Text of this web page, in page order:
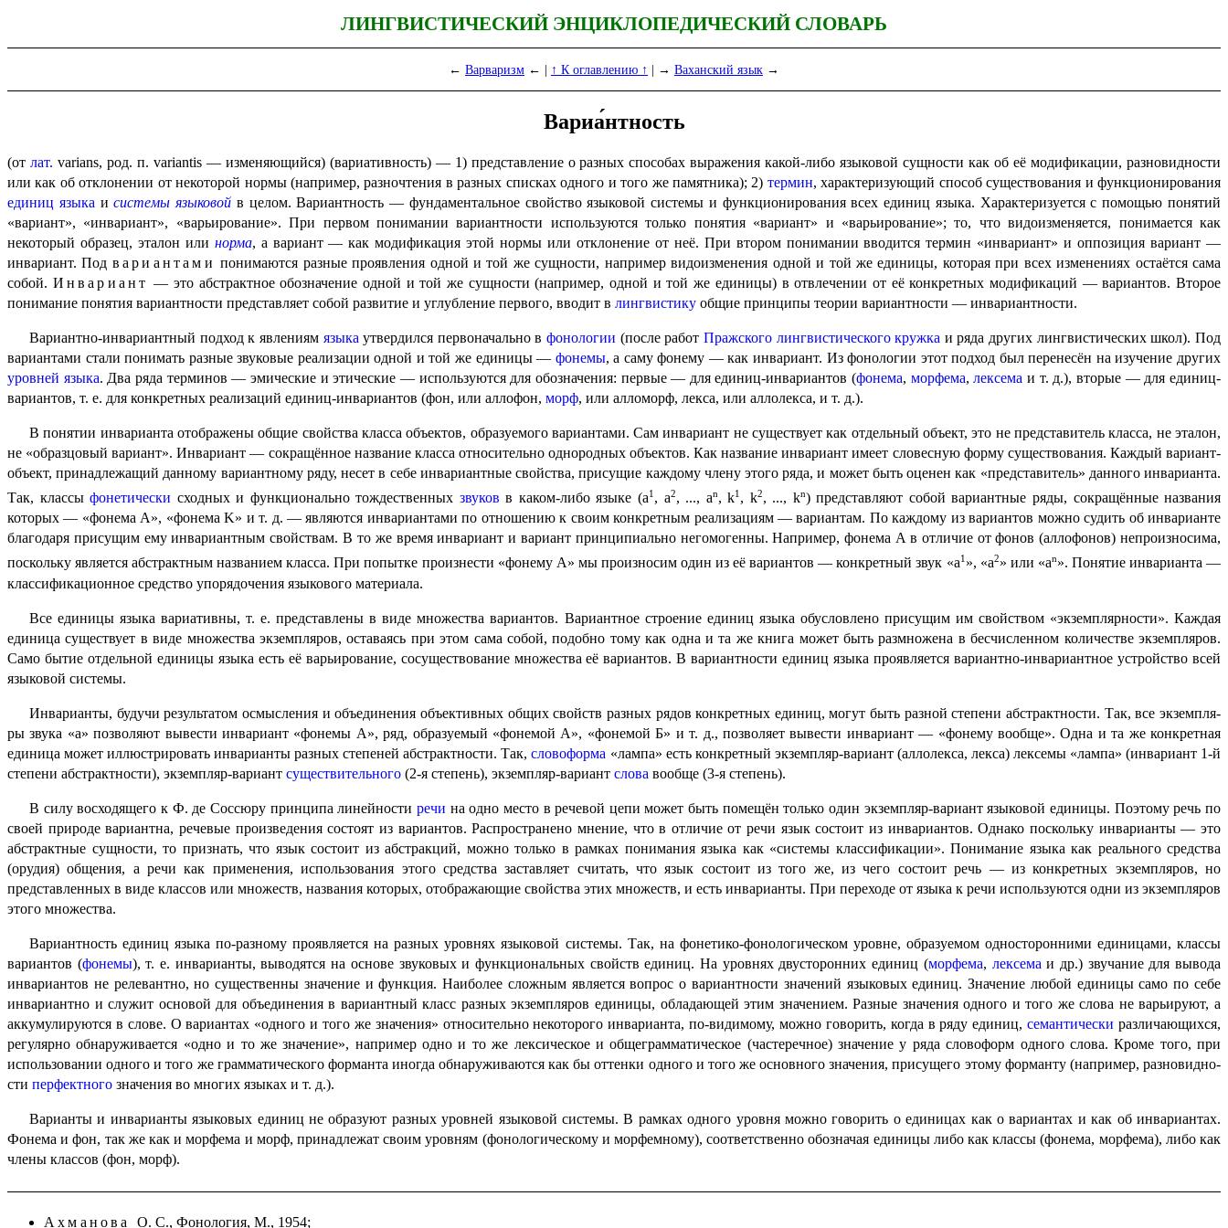
ЛИНГВИСТИЧЕСКИЙ ЭНЦИКЛОПЕДИЧЕСКИЙ СЛОВАРЬ
← Варваризм ← | ↑ К оглавлению ↑ | → Ваханский язык →
Вариа́нтность
(от лат. varians, род. п. variantis— изменяющийся) (вариативность) — 1) представление о разных спосо­бах выраже­ния какой-либо языковой сущности как об её модификации, разно­вид­но­сти
или как об отклоне­нии от некоторой нормы (например, разночтения в разных списках одного и того же памятни­ка); 2) термин, характе­ри­зу­ю­щий способ существо­ва­ния и функцио­ни­ро­ва­ния
единиц языка исистемы языковой в целом. Вариант­ность — фундамен­таль­ное свойство языковой системы и функцио­ни­ро­ва­ния всех единиц языка. Характеризуется с помощью понятий
«вариант», «инвариант», «варьиро­ва­ние». При первом понимании вариант­но­сти используются только понятия «вариант» и «варьиро­ва­ние»; то, что видо­из­ме­ня­ет­ся, понимается как
некоторый образец, эталон или норма, а вариант — как модификация этой нормы или отклонение от неё. При втором понимании вводится термин «инвари­ант» и оппозиция вариант —
инвариант. Под вариантами понимаются разные проявления одной и той же сущно­сти, например видо­из­ме­не­ния одной и той же единицы, которая при всех изменениях остаётся сама
собой. Инвариант — это абстрактное обозначение одной и той же сущности (например, одной и той же единицы) в отвлечении от её конкретных модифи­ка­ций — вариантов. Второе
понимание понятия вариант­но­сти представляет собой развитие и углуб­ле­ние первого, вводит в лингвистику общие принци­пы теории вариант­но­сти — инвариант­но­сти.
Вариантно-инвариантный подход к явлениям языка утвердился первоначально вфонологии (после работ Праж­ско­го лингви­сти­че­ско­го кружка и ряда других лингвистических школ). Под
вариантами стали понимать разные звуковые реали­за­ции одной и той же единицы — фонемы, а саму фонему — как инвариант. Из фонологии этот подход был перенесён на изучение других
уровней языка. Два ряда терминов — эмические и этические — исполь­зу­ют­ся для обозна­че­ния: первые — для единиц-инвариан­тов (фонема, морфема,лексема и т. д.), вторые — для единиц-
вариантов, т. е. для конкретных реали­за­ций единиц-инвариантов (фон, или аллофон, морф, или алломорф, лекса, или аллолекса, и т. д.).
В понятии инварианта отображены общие свойства класса объектов, образуемого вариан­та­ми. Сам инвариант не суще­ству­ет как отдельный объект, это не представитель класса, не эталон,
не «образцо­вый вариант». Инвариант — сокращённое название класса относительно однородных объектов. Как название инвариант имеет словесную форму существования. Каждый вариант-
объект, принадлежащий данному вариант­но­му ряду, несет в себе инвариант­ные свойства, присущие каждо­му члену этого ряда, и может быть оценен как «представитель» данного инварианта.
Так, классыфонетически сходных и функционально тождественных звуков в каком-либо языке (a1 , a2, ..., an, k1 , k2, ..., kn) представляют собой вариант­ные ряды, сокращённые названия
которых — «фонема A», «фонема K» и т. д. — являются инвариантами по отношению к своим конкретным реализациям — вариантам. По каждому из вариантов можно судить об инварианте
благодаря присущим ему инвариант­ным свойствам. В то же время инвариант и вариант принципиально негомогенны. Например, фонема A в отличие от фонов (аллофонов) непроизносима,
поскольку является абстрактным названием класса. При попытке произ­не­сти «фонему A» мы произносим один из её вариантов — конкретный звук «a1 », «a2» или «an». Поня­тие инварианта —
класси­фи­ка­ци­он­ное средство упорядо­че­ния языкового материала.
Все единицы языка вариативны, т. е. представлены в виде множества вариантов. Вариант­ное строе­ние единиц языка обуслов­ле­но присущим им свойством «экземплярности». Каждая
единица существу­ет в виде множества экземпля­ров, остава­ясь при этом сама собой, подобно тому как одна и та же книга может быть размножена в бесчисленном количестве экземпляров.
Само бытие отдельной единицы языка есть её варьирование, сосуще­ство­ва­ние множества её вариантов. В вариант­но­сти единиц языка проявляется вариант­но-инвариант­ное устройство всей
языковой системы.
Инварианты, будучи результатом осмысления и объеди­не­ния объективных общих свойств разных рядов конкрет­ных единиц, могут быть разной степени абстрактности. Так, все экземп­ля­
ры звука «а» позво­ля­ют вывести инвари­ант «фонемы А», ряд, образуемый «фонемой А», «фонемой Б» и т. д., позво­ля­ет вывести инвариант — «фонему вообще». Одна и та же конкрет­ная
единица может иллюстрировать инварианты разных степеней абстрактности. Так,слово­фор­ма «лампа» есть конкретный экземпляр-вариант (аллолекса, лекса) лексемы «лампа» (инвари­ант 1‑й
степени абстрактности), экземпляр-вариант существительного (2‑я степень), экземпляр-вариант слова вообще (3‑я степень).
В силу восходящего к Ф. де Соссюру принципа линейности речи на одно место в речевой цепи может быть поме­щён только один экземпляр-вариант языковой единицы. Поэтому речь по
своей природе вариант­на, речевые произведения состоят из вариантов. Распространено мнение, что в отличие от речи язык состоит из инвариантов. Однако поскольку инварианты — это
абстрактные сущности, то признать, что язык состоит из абстракций, можно только в рамках понимания языка как «системы класси­фи­ка­ции». Понимание языка как реального средства
(орудия) общения, а речи как применения, исполь­зо­ва­ния этого средства заставляет считать, что язык состоит из того же, из чего состоит речь — из конкретных экземпляров, но
представленных в виде классов или множеств, названия которых, отобра­жа­ю­щие свойства этих множеств, и есть инварианты. При переходе от языка к речи используются одни из экземп­ля­ров
этого множества.
Вариантность единиц языка по-разному проявляется на разных уровнях языковой системы. Так, на фонетико-фоно­ло­ги­че­ском уровне, образуемом односторонними единицами, классы
вариантов (фоне­мы), т. е. инварианты, выводятся на основе звуковых и функциональных свойств единиц. На уровнях двусторонних единиц (морфема, лексема и др.) звучание для вывода
инвариантов не релевант­но, но существенны значение и функция. Наиболее сложным является вопрос о вариант­но­сти значений языковых единиц. Значение любой единицы само по себе
инвариант­но и служит основой для объеди­не­ния в вариант­ный класс разных экземпляров единицы, обладающей этим значением. Разные значения одного и того же слова не варьируют, а
аккумулируются в слове. О вариантах «одного и того же значения» относительно некоторого инварианта, по-видимому, можно говорить, когда в ряду единиц,семантически разли­ча­ю­щих­ся,
регулярно обнару­жи­ва­ет­ся «одно и то же значение», например одно и то же лексическое и общеграмматическое (частеречное) значение у ряда словоформ одного слова. Кроме того, при
использовании одного и того же грамматического форманта иногда обнару­жи­ва­ют­ся как бы оттенки одного и того же основного значения, присущего этому форманту (например, разно­вид­но­
сти перфектного значения во многих языках и т. д.).
Варианты и инварианты языковых единиц не образуют разных уровней языковой системы. В рамках одного уровня можно говорить о единицах как о вариантах и как об инвариантах.
Фонема и фон, так же как и морфема и морф, принадлежат своим уровням (фонологическому и морфемному), соответ­ствен­но обозначая единицы либо как классы (фонема, морфема), либо как
члены классов (фон, морф).
Ахманова О. С., Фонология, М., 1954;